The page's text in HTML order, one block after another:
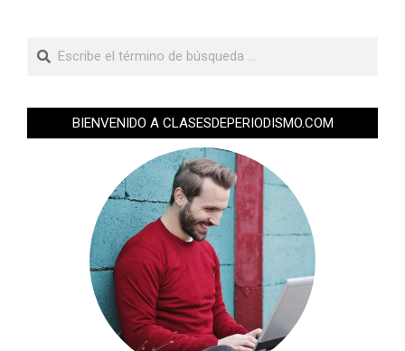
BIENVENIDO A CLASESDEPERIODISMO.COM